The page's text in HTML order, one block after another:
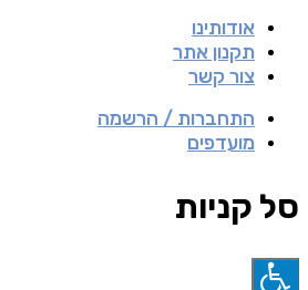
אודותינו
תקנון אתר
צור קשר
התחברות / הרשמה
מועדפים
סל קניות